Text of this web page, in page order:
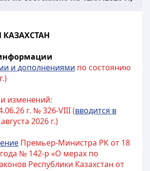
и дополнениями по состоянию
изменений:
г. № 326-VIII (вводится в
2026 г.)
Премьер-Министра РК от 18
№ 142-р «О мерах по
Республики Казахстан от